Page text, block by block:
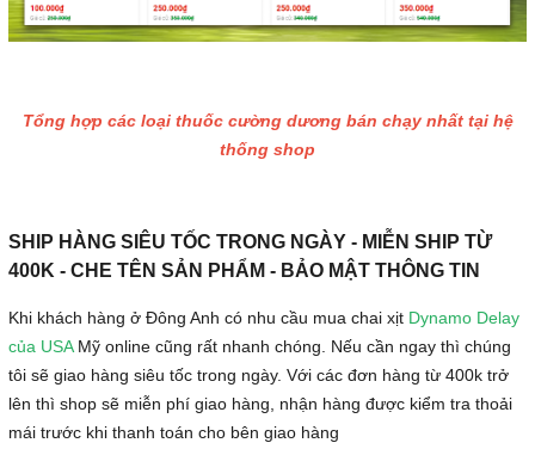
Tổng hợp các loại thuốc cường dương bán chạy nhất tại hệ
thống shop
SHIP HÀNG SIÊU TỐC TRONG NGÀY - MIỄN SHIP TỪ
400K - CHE TÊN SẢN PHẨM - BẢO MẬT THÔNG TIN
Khi khách hàng ở Đông Anh có nhu cầu mua chai xịt Dynamo Delay
của USAMỹ online cũng rất nhanh chóng. Nếu cần ngay thì chúng
tôi sẽ giao hàng siêu tốc trong ngày. Với các đơn hàng từ 400k trở
lên thì shop sẽ miễn phí giao hàng, nhận hàng được kiểm tra thoải
mái trước khi thanh toán cho bên giao hàng